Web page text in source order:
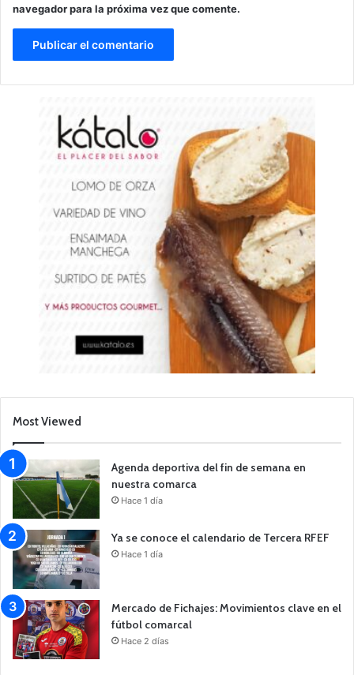
navegador para la próxima vez que comente.
Most Viewed
Agenda deportiva del fin de semana en
nuestra comarca
Hace 1 día
Ya se conoce el calendario de Tercera RFEF
Hace 1 día
Mercado de Fichajes: Movimientos clave en el
fútbol comarcal
Hace 2 días